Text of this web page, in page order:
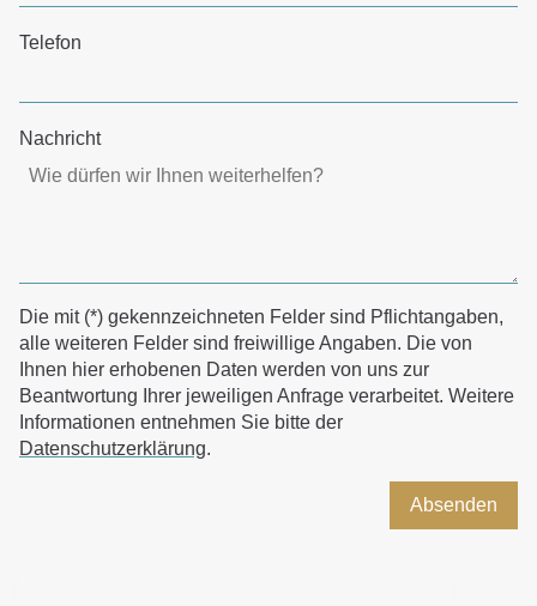
Telefon
Nachricht
Die mit (*) gekennzeichneten Felder sind Pflichtangaben,
alle weiteren Felder sind freiwillige Angaben. Die von
Ihnen hier erhobenen Daten werden von uns zur
Beantwortung Ihrer jeweiligen Anfrage verarbeitet. Weitere
Informationen entnehmen Sie bitte der
Datenschutzerklärung.
Absenden